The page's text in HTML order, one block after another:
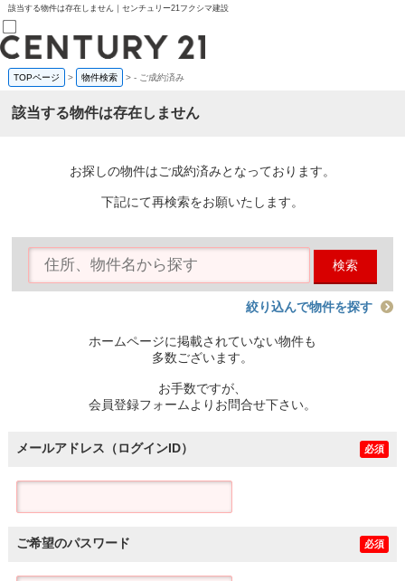
該当する物件は存在しません｜センチュリー21フクシマ建設
売買部
0120-800-844
賃貸部
会員メニュー
物件を探す
購入TOP
条件から探す
住宅ローン控除シミュレータ
TOPページ > 物件検索 >- ご成約済み
該当する物件は存在しません
お探しの物件はご成約済みとなっております。
下記にて再検索をお願いたします。
検索
絞り込んで物件を探す
ホームページに掲載されていない物件も
多数ございます。
お手数ですが、
会員登録フォームよりお問合せ下さい。
メールアドレス（ログインID） 必須
ご希望のパスワード 必須